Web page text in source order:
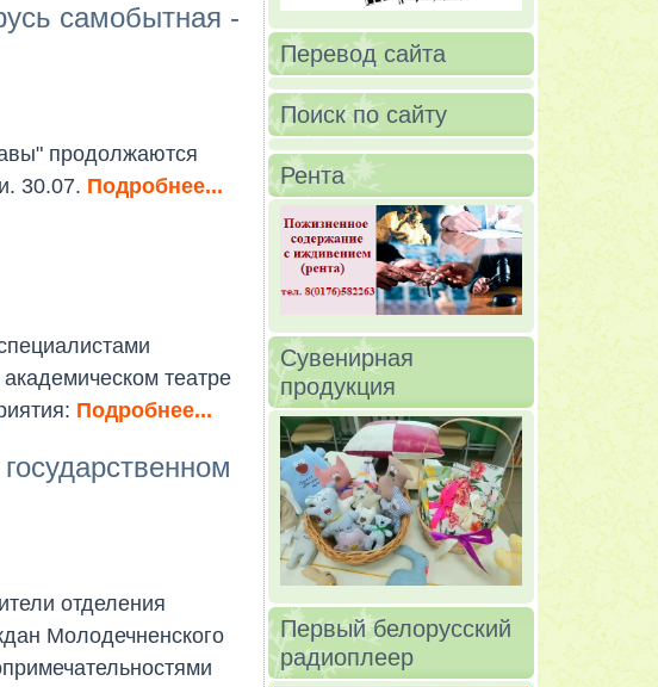
самобытная -
продолжаются
30.07. Подробнее...
театре
Подробнее...
отделения
Молодечненского
Перевод сайта
Поиск по сайту
Рента
Сувенирная
продукция
Первый белорусский
радиоплеер